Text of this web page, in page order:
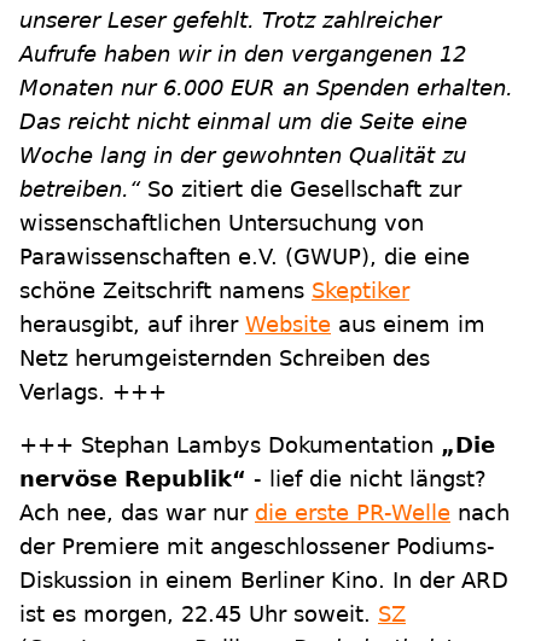
unserer Leser gefehlt. Trotz zahlreicher
Aufrufe haben wir in den vergangenen 12
Monaten nur 6.000 EUR an Spenden erhalten.
Das reicht nicht einmal um die Seite eine
Woche lang in der gewohnten Qualität zu
betreiben.“ So zitiert die Gesellschaft zur
wissenschaftlichen Untersuchung von
Parawissenschaften e.V. (GWUP), die eine
schöne Zeitschrift namens Skeptiker
herausgibt, auf ihrer Website aus einem im
Netz herumgeisternden Schreiben des
Verlags. +++
+++ Stephan Lambys Dokumentation „Die
nervöse Republik“ - lief die nicht längst?
Ach nee, das war nur die erste PR-Welle nach
der Premiere mit angeschlossener Podiums-
Diskussion in einem Berliner Kino. In der ARD
ist es morgen, 22.45 Uhr soweit. SZ